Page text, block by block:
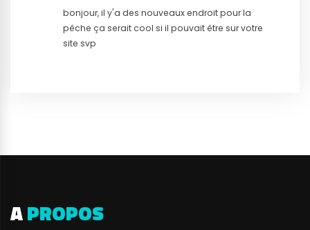
bonjour, il y'a des nouveaux endroit pour la
pêche ça serait cool si il pouvait être sur votre
site svp
APROPOS